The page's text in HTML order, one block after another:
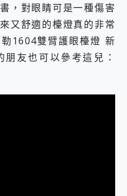
，對眼睛可是一種傷害
又舒適的檯燈真的非常
1604雙臂護眼檯燈 新
友也可以參考這兒：